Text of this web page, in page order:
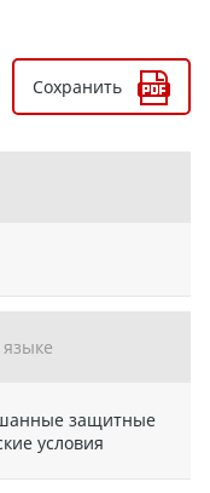
Сохранить
защитные
условия